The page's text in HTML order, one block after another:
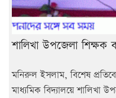
শালিখা উপজেলা শিক্ষক
মনিরুল ইসলাম, বিশেষ
মাধ্যমিক বিদ্যালয়ে শালিখা